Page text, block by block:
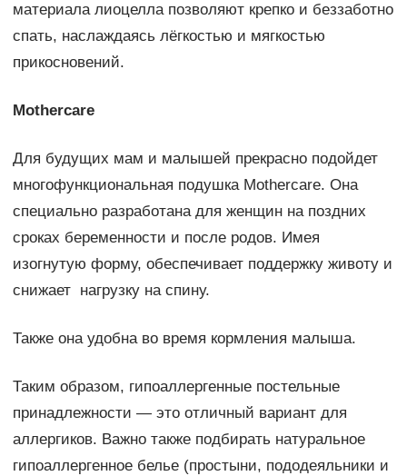
материала лиоцелла позволяют крепко и беззаботно
спать, наслаждаясь лёгкостью и мягкостью
прикосновений.
Mothercare
Для будущих мам и малышей прекрасно подойдет
многофункциональная подушка Mothercare. Она
специально разработана для женщин на поздних
сроках беременности и после родов. Имея
изогнутую форму, обеспечивает поддержку животу и
снижает нагрузку на спину.
Также она удобна во время кормления малыша.
Таким образом, гипоаллергенные постельные
принадлежности — это отличный вариант для
аллергиков. Важно также подбирать натуральное
гипоаллергенное белье (простыни, пододеяльники и